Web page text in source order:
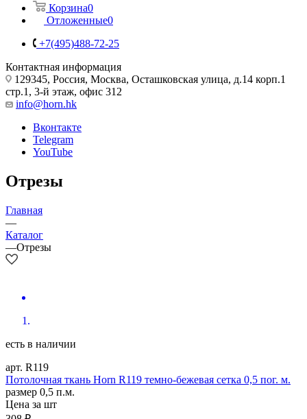
Корзина0
Отложенные0
+7(495)488-72-25
Контактная информация
129345, Россия, Москва, Осташковская улица, д.14 корп.1
стр.1, 3-й этаж, офис 312
info@horn.hk
Вконтакте
Telegram
YouTube
Отрезы
Главная
—
Каталог
—Отрезы
арт. R119
Потолочная ткань Horn R119 темно-бежевая сетка 0,5 пог. м.
размер 0,5 п.м.
Цена за шт